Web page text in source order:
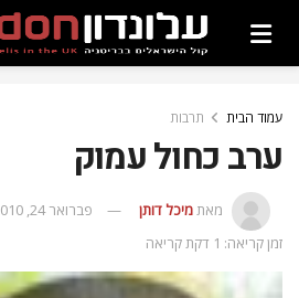
עמוד הבית תרבות
ערב כחול עמוק
מאתמיכל דותן
פברואר 24, 2010
זמן קריאה: 1 דקת קריאה